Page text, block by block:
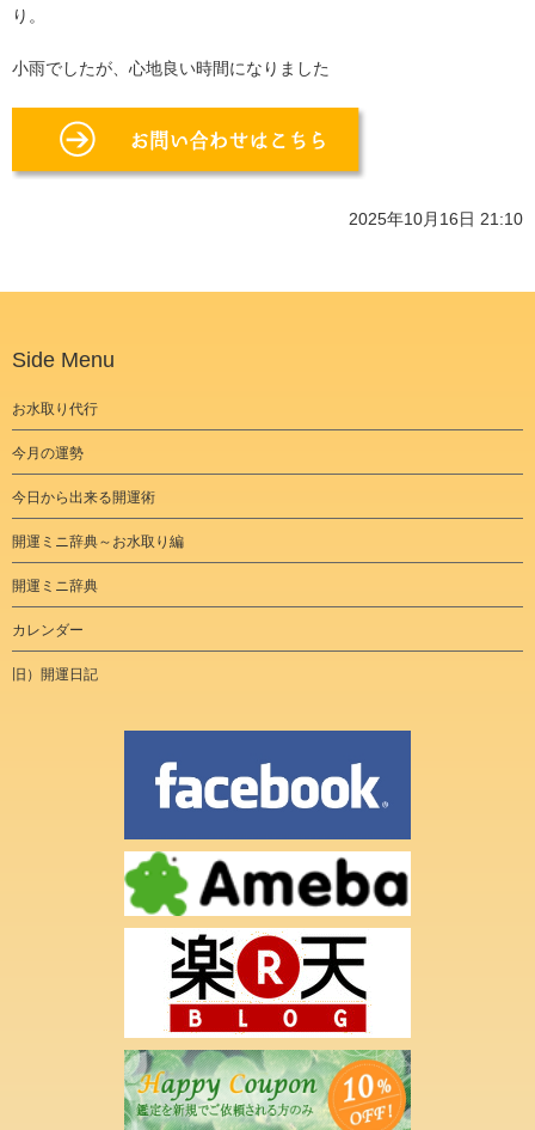
り。
小雨でしたが、心地良い時間になりました
2025年10月16日 21:10
Side Menu
お水取り代行
今月の運勢
今日から出来る開運術
開運ミニ辞典～お水取り編
開運ミニ辞典
カレンダー
旧）開運日記